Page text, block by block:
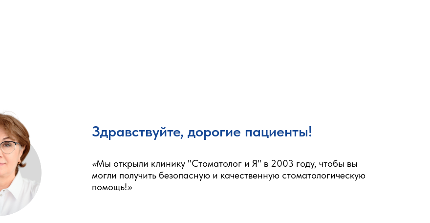
Здравствуйте, дорогие пациенты!
«Мы открыли клинику "Стоматолог и Я" в 2003 году, чтобы вы
могли получить безопасную и качественную стоматологическую
помощь!»